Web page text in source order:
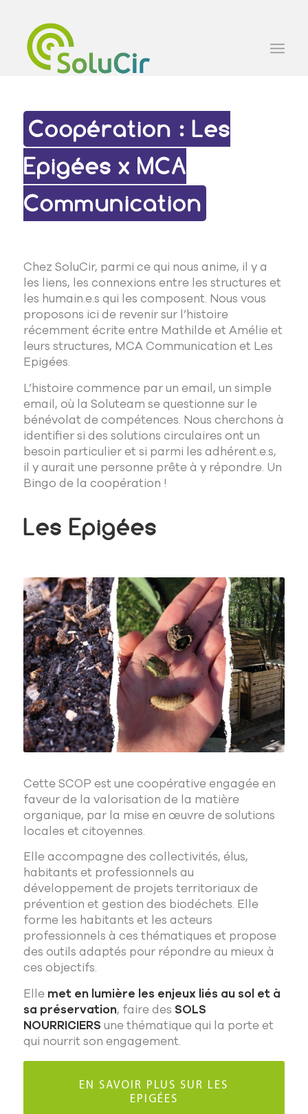
Coopération : Les
Epigées x MCA
Communication
Chez SoluCir, parmi ce qui nous anime, il y a
les liens, les connexions entre les structures et
les humain.e.s qui les composent. Nous vous
proposons ici de revenir sur l’histoire
récemment écrite entre Mathilde et Amélie et
leurs structures, MCA Communication et Les
Epigées.
L’histoire commence par un email, un simple
email, où la Soluteam se questionne sur le
bénévolat de compétences. Nous cherchons à
identifier si des solutions circulaires ont un
besoin particulier et si parmi les adhérent.e.s,
il y aurait une personne prête à y répondre. Un
Bingo de la coopération !
Les Epigées
Cette SCOP est une coopérative engagée en
faveur de la valorisation de la matière
organique, par la mise en œuvre de solutions
locales et citoyennes.
Elle accompagne des collectivités, élus,
habitants et professionnels au
développement de projets territoriaux de
prévention et gestion des biodéchets. Elle
forme les habitants et les acteurs
professionnels à ces thématiques et propose
des outils adaptés pour répondre au mieux à
ces objectifs.
Elle met en lumière les enjeux liés au sol et à
sa préservation, faire des SOLS
NOURRICIERS une thématique qui la porte et
qui nourrit son engagement.
EN SAVOIR PLUS SUR LES
EPIGÉES